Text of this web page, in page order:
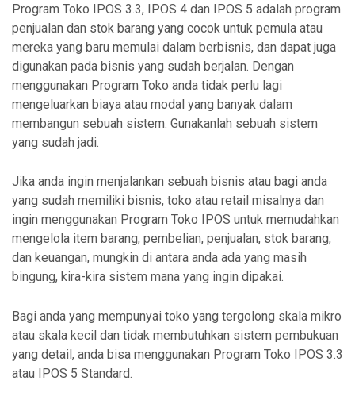
Program Toko IPOS 3.3, IPOS 4 dan IPOS 5 adalah program
penjualan dan stok barang yang cocok untuk pemula atau
mereka yang baru memulai dalam berbisnis, dan dapat juga
digunakan pada bisnis yang sudah berjalan. Dengan
menggunakan Program Toko anda tidak perlu lagi
mengeluarkan biaya atau modal yang banyak dalam
membangun sebuah sistem. Gunakanlah sebuah sistem
yang sudah jadi.
Jika anda ingin menjalankan sebuah bisnis atau bagi anda
yang sudah memiliki bisnis, toko atau retail misalnya dan
ingin menggunakan Program Toko IPOS untuk memudahkan
mengelola item barang, pembelian, penjualan, stok barang,
dan keuangan, mungkin di antara anda ada yang masih
bingung, kira-kira sistem mana yang ingin dipakai.
Bagi anda yang mempunyai toko yang tergolong skala mikro
atau skala kecil dan tidak membutuhkan sistem pembukuan
yang detail, anda bisa menggunakan Program Toko IPOS 3.3
atau IPOS 5 Standard.